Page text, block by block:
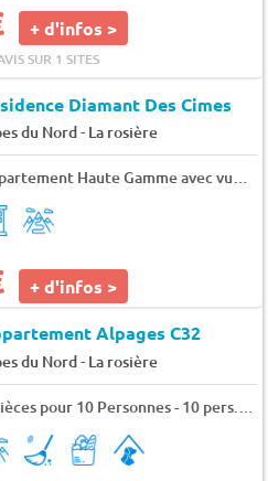
+ d'infos >
SUR 1 SITES
Diamant Des Cimes
du Nord- La rosière
+ d'infos >
Alpages C32
du Nord- La rosière
5 Pièces pour 10 Personnes - 10 pers. - 120m2 - TV